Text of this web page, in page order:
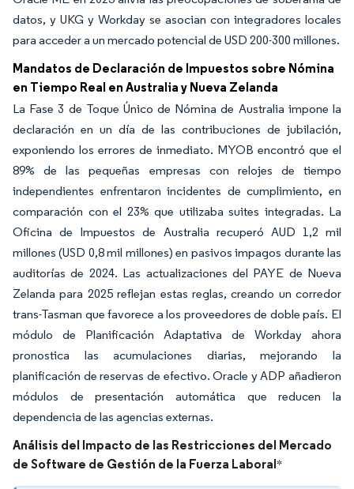
datos, y UKG y Workday se asocian con integradores locales
para acceder a un mercado potencial de USD 200-300 millones.
Mandatos de Declaración de Impuestos sobre Nómina
en Tiempo Real en Australia y Nueva Zelanda
La Fase 3 de Toque Único de Nómina de Australia impone la
declaración en un día de las contribuciones de jubilación,
exponiendo los errores de inmediato. MYOB encontró que el
89% de las pequeñas empresas con relojes de tiempo
independientes enfrentaron incidentes de cumplimiento, en
comparación con el 23% que utilizaba suites integradas. La
Oficina de Impuestos de Australia recuperó AUD 1,2 mil
millones (USD 0,8 mil millones) en pasivos impagos durante las
auditorías de 2024. Las actualizaciones del PAYE de Nueva
Zelanda para 2025 reflejan estas reglas, creando un corredor
trans-Tasman que favorece a los proveedores de doble país. El
módulo de Planificación Adaptativa de Workday ahora
pronostica las acumulaciones diarias, mejorando la
planificación de reservas de efectivo. Oracle y ADP añadieron
módulos de presentación automática que reducen la
dependencia de las agencias externas.
Análisis del Impacto de las Restricciones del Mercado
de Software de Gestión de la Fuerza Laboral*